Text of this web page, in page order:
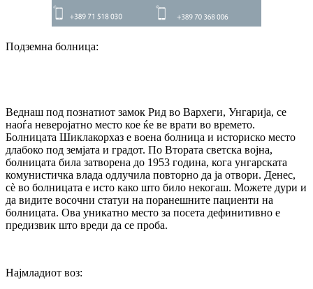
Подземна болница:
Веднаш под познатиот замок Рид во Вархеги, Унгарија, се
наоѓа неверојатно место кое ќе ве врати во времето.
Болницата Шиклакорхаз е воена болница и историско место
длабоко под земјата и градот. По Втората светска војна,
болницата била затворена до 1953 година, кога унгарската
комунистичка влада одлучила повторно да ја отвори. Денес,
сè во болницата е исто како што било некогаш. Можете дури и
да видите восочни статуи на поранешните пациенти на
болницата. Ова уникатно место за посета дефинитивно е
предизвик што вреди да се проба.
Најмладиот воз: